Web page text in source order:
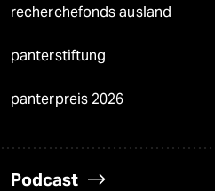
recherchefonds ausland
panterstiftung
panterpreis 2026
Podcast